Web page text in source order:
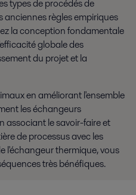
types de procédés de
anciennes règles empiriques
la conception fondamentale
globale des
du projet et la
en améliorant l'ensemble
les échangeurs
associant le savoir-faire et
de processus avec les
l'échangeur thermique, vous
très bénéfiques.